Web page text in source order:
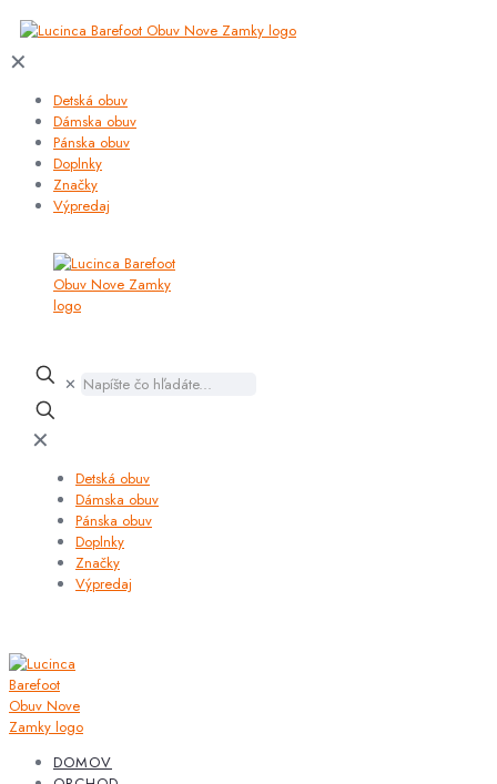
✕
Detská obuv
Dámska obuv
Pánska obuv
Doplnky
Značky
Výpredaj
✕
✕
Detská obuv
Dámska obuv
Pánska obuv
Doplnky
Značky
Výpredaj
DOMOV